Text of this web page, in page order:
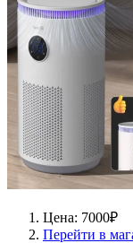
Цена: 7000₽
Перейти в